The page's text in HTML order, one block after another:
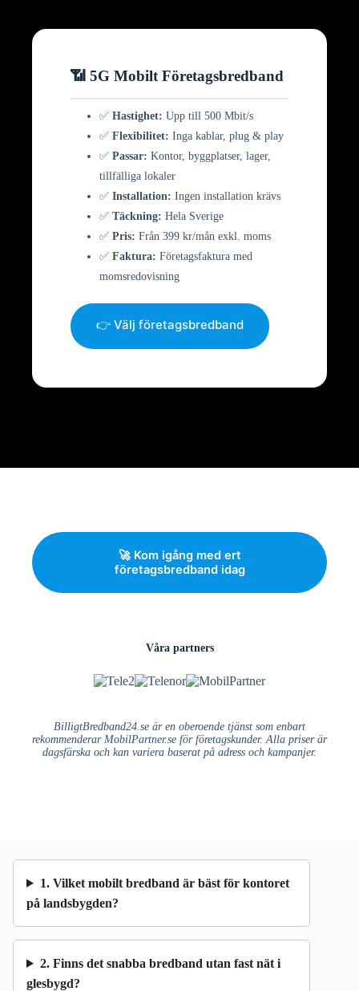
📶 5G Mobilt Företagsbredband
✅ Hastighet: Upp till 500 Mbit/s
✅ Flexibilitet: Inga kablar, plug & play
✅ Passar: Kontor, byggplatser, lager,
tillfälliga lokaler
✅ Installation: Ingen installation krävs
✅ Täckning: Hela Sverige
✅ Pris: Från 399 kr/mån exkl. moms
✅ Faktura: Företagsfaktura med
momsredovisning
👉 Välj företagsbredband
🚀 Kom igång med ert
företagsbredband idag
Våra partners
BilligtBredband24.se är en oberoende tjänst som enbart
rekommenderar MobilPartner.se för företagskunder. Alla priser är
dagsfärska och kan variera baserat på adress och kampanjer.
1. Vilket mobilt bredband är bäst för kontoret
på landsbygden?
2. Finns det snabba bredband utan fast nät i
glesbygd?